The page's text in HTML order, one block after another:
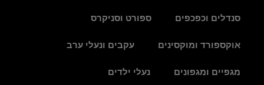
סנדלים וכפכפים ספורט וסניקרס
אוקספורד ומוקסינים עקבים ונעלי ערב
מגפיים ומגפונים נעלי ילדים